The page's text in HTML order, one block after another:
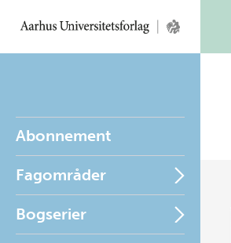
Abonnement
Fagområder
Bogserier